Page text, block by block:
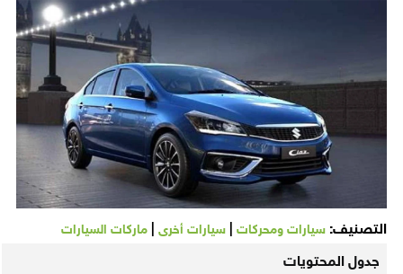
التصنيف: سيارات ومحركات| سيارات أخرى| ماركات السيارات
جدول المحتويات